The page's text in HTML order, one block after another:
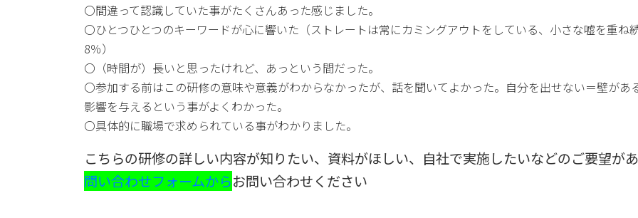
〇間違って認識していた事がたくさんあった感じました。
〇ひとつひとつのキーワードが心に響いた（ストレートは常にカミングアウトをしている、小さな嘘を重ね続
8％）
〇（時間が）長いと思ったけれど、あっという間だった。
〇参加する前はこの研修の意味や意義がわからなかったが、話を聞いてよかった。自分を出せない＝壁があ
影響を与えるという事がよくわかった。
〇具体的に職場で求められている事がわかりました。
こちらの研修の詳しい内容が知りたい、資料がほしい、自社で実施したいなどのご要望が
問い合わせフォームからお問い合わせください